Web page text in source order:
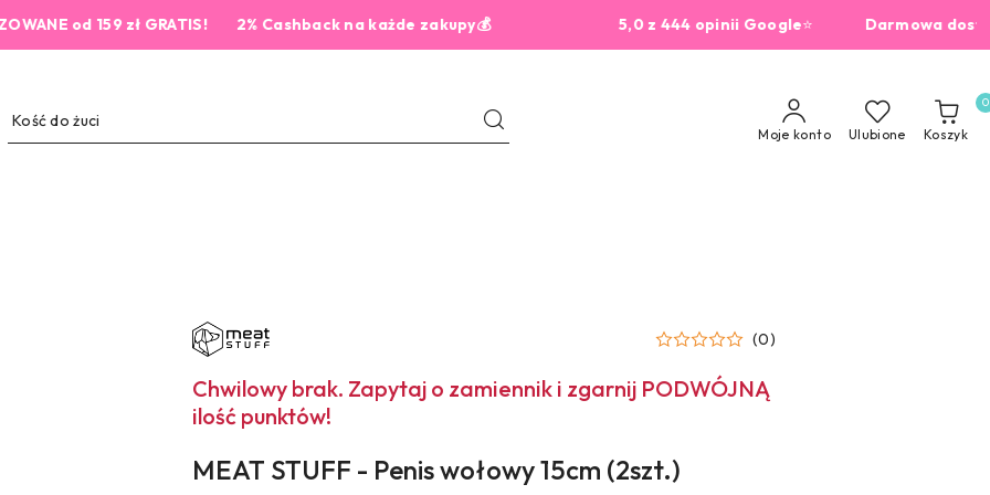
od 159 zł GRATIS! 2% Cashback na każde zakupy💰 5,0 z 444 opinii Google⭐Darmowa dostawa od
Moje konto Ulubione Koszyk
0
NAZWA
PRODUCENTA:
MEAT
(0)
Chwilowy brak. Zapytaj o zamiennik i zgarnij PODWÓJNĄ
ilość punktów!
MEAT STUFF - Penis wołowy 15cm (2szt.)